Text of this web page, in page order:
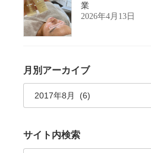
業
2026年4月13日
月別アーカイブ
月
イ
サイト内検索